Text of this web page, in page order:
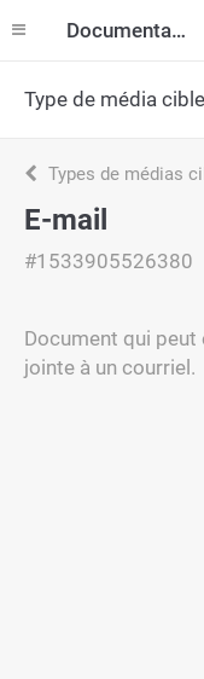
Documentation
Type de média
Types de médias
E-mail
#1533905526380
Document qui peut
jointe à un courriel.